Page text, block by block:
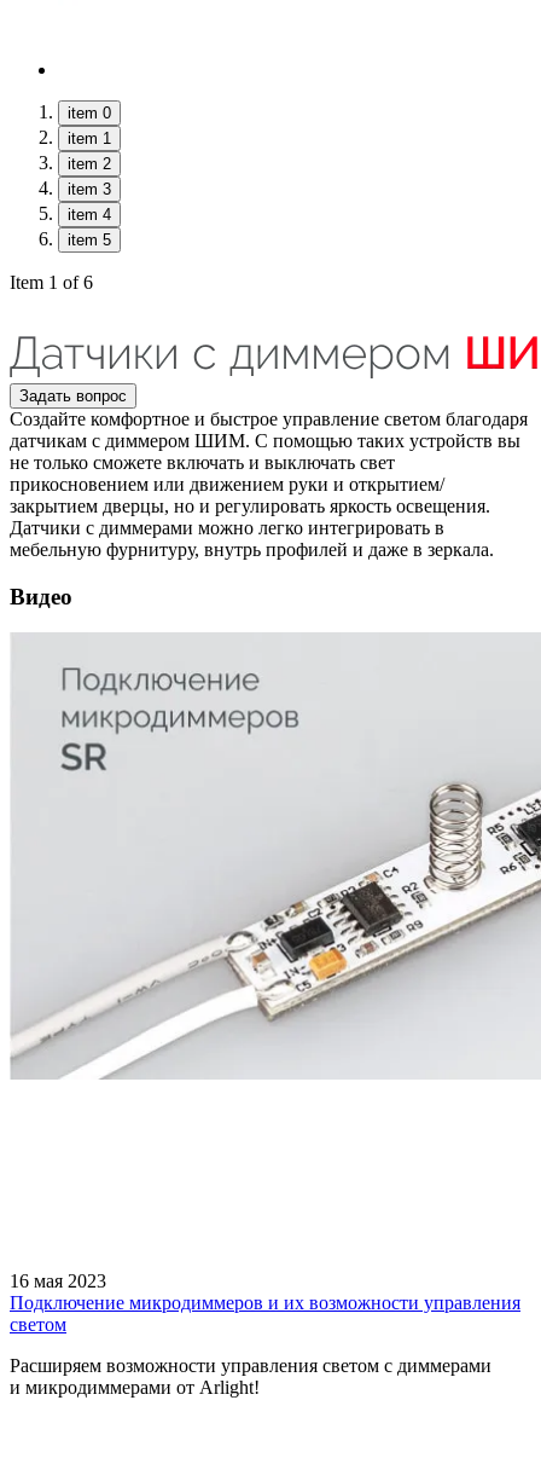
item 0
item 1
item 2
item 3
item 4
item 5
Item 1 of 6
Задать вопрос
Создайте комфортное и быстрое управление светом благодаря
датчикам с диммером ШИМ. С помощью таких устройств вы
не только сможете включать и выключать свет
прикосновением или движением руки и открытием/
закрытием дверцы, но и регулировать яркость освещения.
Датчики с диммерами можно легко интегрировать в
мебельную фурнитуру, внутрь профилей и даже в зеркала.
Видео
16 мая 2023
Подключение микродиммеров и их возможности управления
светом
Расширяем возможности управления светом с диммерами
и микродиммерами от Arlight!